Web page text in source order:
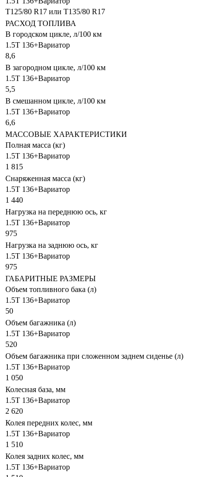
T125/80 R17 или T135/80 R17
РАСХОД ТОПЛИВА
В городском цикле, л/100 км
1.5T 136+Вариатор
8,6
В загородном цикле, л/100 км
1.5T 136+Вариатор
5,5
В смешанном цикле, л/100 км
1.5T 136+Вариатор
6,6
МАССОВЫЕ ХАРАКТЕРИСТИКИ
Полная масса (кг)
1.5T 136+Вариатор
1 815
Снаряженная масса (кг)
1.5T 136+Вариатор
1 440
Нагрузка на переднюю ось, кг
1.5T 136+Вариатор
975
Нагрузка на заднюю ось, кг
1.5T 136+Вариатор
975
ГАБАРИТНЫЕ РАЗМЕРЫ
Объем топливного бака (л)
1.5T 136+Вариатор
50
Объем багажника (л)
1.5T 136+Вариатор
520
Объем багажника при сложенном заднем сиденье (л)
1.5T 136+Вариатор
1 050
Колесная база, мм
1.5T 136+Вариатор
2 620
Колея передних колес, мм
1.5T 136+Вариатор
1 510
Колея задних колес, мм
1.5T 136+Вариатор